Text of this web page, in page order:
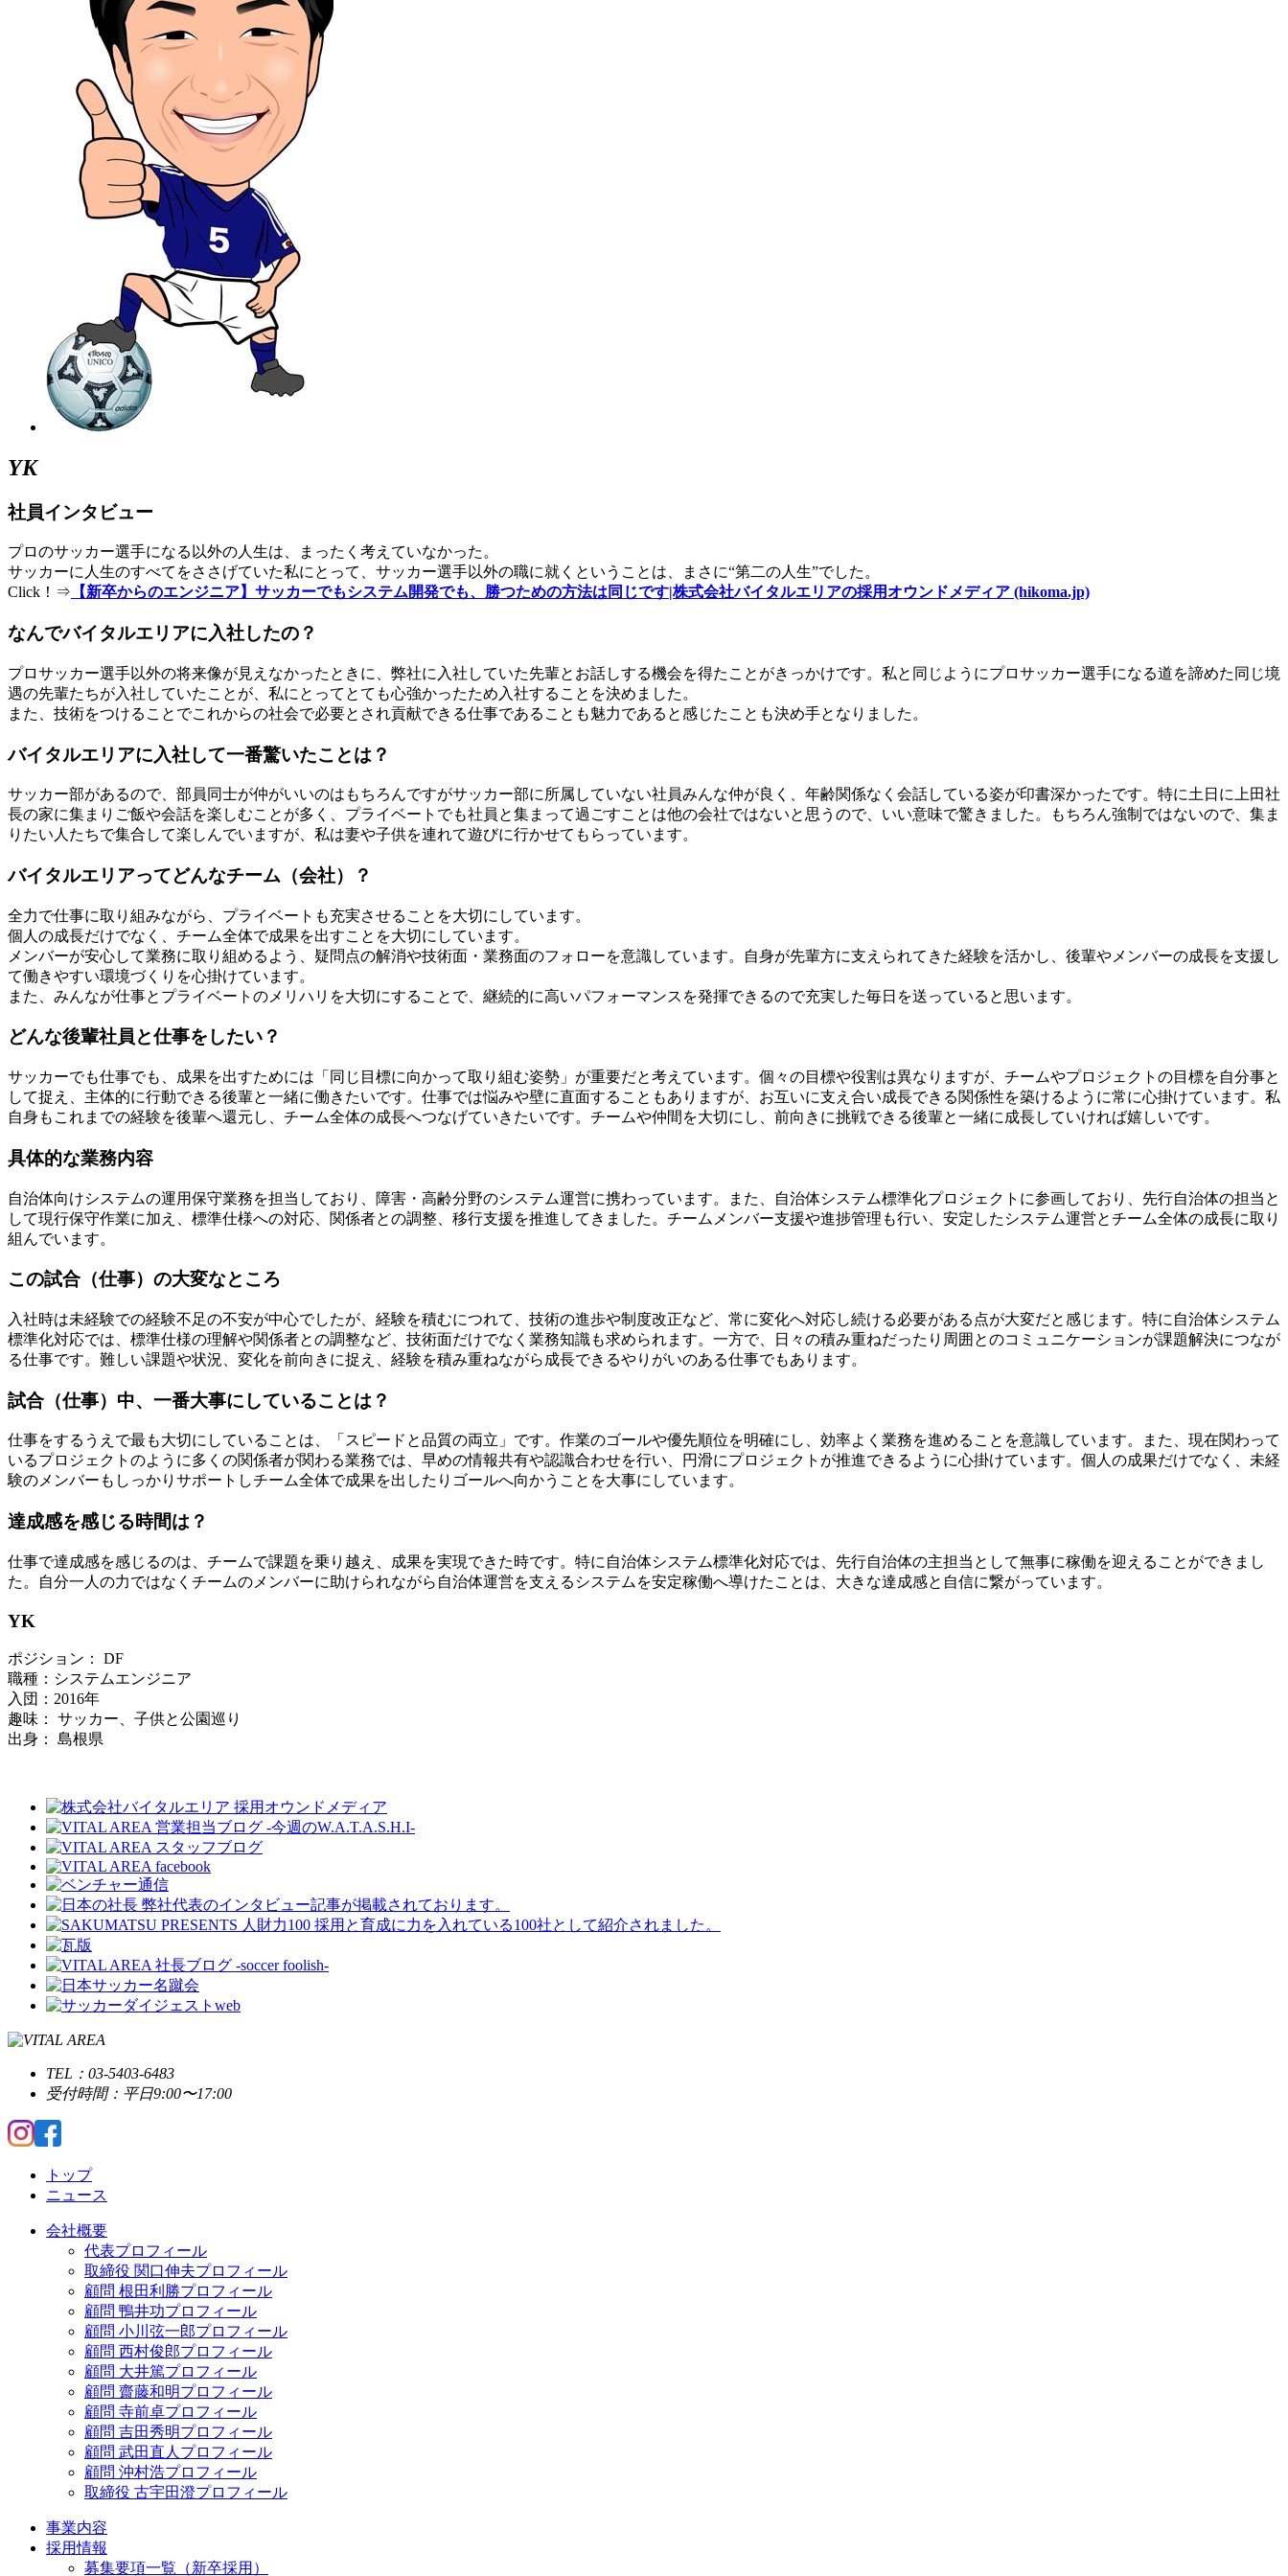
YK
社員インタビュー
プロのサッカー選手になる以外の人生は、まったく考えていなかった。
サッカーに人生のすべてをささげていた私にとって、サッカー選手以外の職に就くということは、まさに“第二の人生”でした。
Click！⇒ 【新卒からのエンジニア】サッカーでもシステム開発でも、勝つための方法は同じです|株式会社バイタルエリアの採用オウンドメディア (hikoma.jp)
なんでバイタルエリアに入社したの？
プロサッカー選手以外の将来像が見えなかったときに、弊社に入社していた先輩とお話しする機会を得たことがきっかけです。私と同じようにプロサッカー選手になる道を諦めた同じ境
遇の先輩たちが入社していたことが、私にとってとても心強かったため入社することを決めました。
また、技術をつけることでこれからの社会で必要とされ貢献できる仕事であることも魅力であると感じたことも決め手となりました。
バイタルエリアに入社して一番驚いたことは？
サッカー部があるので、部員同士が仲がいいのはもちろんですがサッカー部に所属していない社員みんな仲が良く、年齢関係なく会話している姿が印書深かったです。特に土日に上田社
長の家に集まりご飯や会話を楽しむことが多く、プライベートでも社員と集まって過ごすことは他の会社ではないと思うので、いい意味で驚きました。もちろん強制ではないので、集ま
りたい人たちで集合して楽しんでいますが、私は妻や子供を連れて遊びに行かせてもらっています。
バイタルエリアってどんなチーム（会社）？
全力で仕事に取り組みながら、プライベートも充実させることを大切にしています。
個人の成長だけでなく、チーム全体で成果を出すことを大切にしています。
メンバーが安心して業務に取り組めるよう、疑問点の解消や技術面・業務面のフォローを意識しています。自身が先輩方に支えられてきた経験を活かし、後輩やメンバーの成長を支援し
て働きやすい環境づくりを心掛けています。
また、みんなが仕事とプライベートのメリハリを大切にすることで、継続的に高いパフォーマンスを発揮できるので充実した毎日を送っていると思います。
どんな後輩社員と仕事をしたい？
サッカーでも仕事でも、成果を出すためには「同じ目標に向かって取り組む姿勢」が重要だと考えています。個々の目標や役割は異なりますが、チームやプロジェクトの目標を自分事と
して捉え、主体的に行動できる後輩と一緒に働きたいです。仕事では悩みや壁に直面することもありますが、お互いに支え合い成長できる関係性を築けるように常に心掛けています。私
自身もこれまでの経験を後輩へ還元し、チーム全体の成長へつなげていきたいです。チームや仲間を大切にし、前向きに挑戦できる後輩と一緒に成長していければ嬉しいです。
具体的な業務内容
自治体向けシステムの運用保守業務を担当しており、障害・高齢分野のシステム運営に携わっています。また、自治体システム標準化プロジェクトに参画しており、先行自治体の担当と
して現行保守作業に加え、標準仕様への対応、関係者との調整、移行支援を推進してきました。チームメンバー支援や進捗管理も行い、安定したシステム運営とチーム全体の成長に取り
組んでいます。
この試合（仕事）の大変なところ
入社時は未経験での経験不足の不安が中心でしたが、経験を積むにつれて、技術の進歩や制度改正など、常に変化へ対応し続ける必要がある点が大変だと感じます。特に自治体システム
標準化対応では、標準仕様の理解や関係者との調整など、技術面だけでなく業務知識も求められます。一方で、日々の積み重ねだったり周囲とのコミュニケーションが課題解決につなが
る仕事です。難しい課題や状況、変化を前向きに捉え、経験を積み重ねながら成長できるやりがいのある仕事でもあります。
試合（仕事）中、一番大事にしていることは？
仕事をするうえで最も大切にしていることは、「スピードと品質の両立」です。作業のゴールや優先順位を明確にし、効率よく業務を進めることを意識しています。また、現在関わって
いるプロジェクトのように多くの関係者が関わる業務では、早めの情報共有や認識合わせを行い、円滑にプロジェクトが推進できるように心掛けています。個人の成果だけでなく、未経
験のメンバーもしっかりサポートしチーム全体で成果を出したりゴールへ向かうことを大事にしています。
達成感を感じる時間は？
仕事で達成感を感じるのは、チームで課題を乗り越え、成果を実現できた時です。特に自治体システム標準化対応では、先行自治体の主担当として無事に稼働を迎えることができまし
た。自分一人の力ではなくチームのメンバーに助けられながら自治体運営を支えるシステムを安定稼働へ導けたことは、大きな達成感と自信に繋がっています。
YK
ポジション： DF
職種：システムエンジニア
入団：2016年
趣味： サッカー、子供と公園巡り
出身： 島根県
TEL：03-5403-6483
受付時間：平日9:00〜17:00
トップ
ニュース
会社概要
代表プロフィール
取締役 関口伸夫プロフィール
顧問 根田利勝プロフィール
顧問 鴨井功プロフィール
顧問 小川弦一郎プロフィール
顧問 西村俊郎プロフィール
顧問 大井篤プロフィール
顧問 齋藤和明プロフィール
顧問 寺前卓プロフィール
顧問 吉田秀明プロフィール
顧問 武田直人プロフィール
顧問 沖村浩プロフィール
取締役 古宇田澄プロフィール
事業内容
採用情報
募集要項一覧（新卒採用）